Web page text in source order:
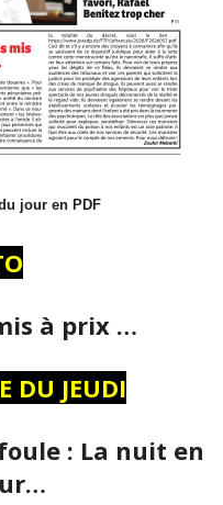
jour en PDF
à prix …
DU JEUDI
: La nuit en